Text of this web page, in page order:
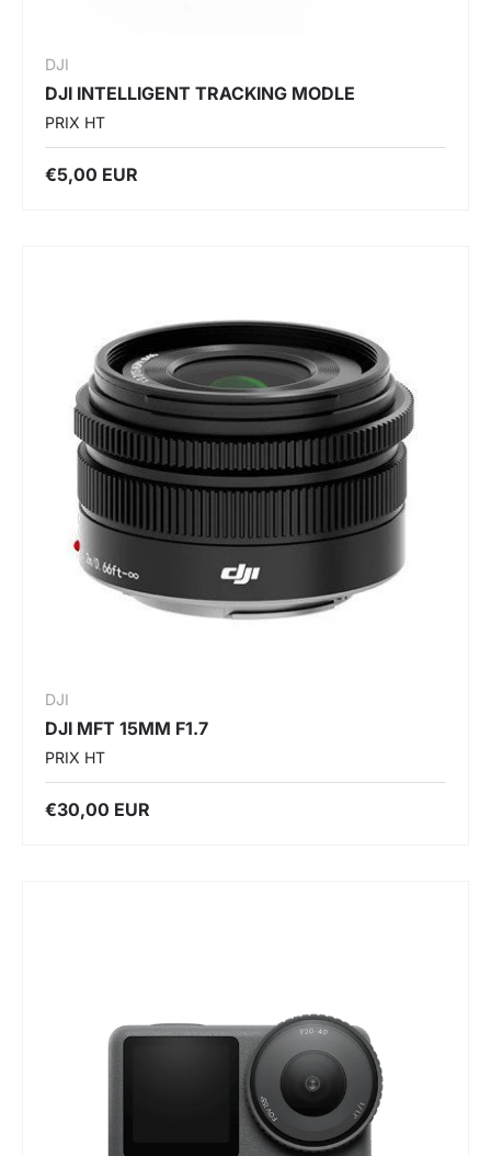
DJI
DJI INTELLIGENT TRACKING MODLE
PRIX HT
€5,00 EUR
DJI
DJI MFT 15MM F1.7
PRIX HT
€30,00 EUR